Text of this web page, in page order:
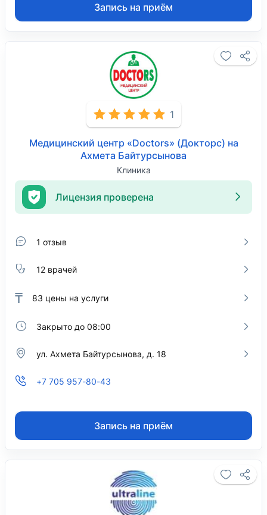
Запись на приём
1
Медицинский центр «Doctors» (Докторс) на
Ахмета Байтурсынова
Клиника
Лицензия проверена
1 отзыв
12 врачей
₸ 83 цены на услуги
Закрыто до 08:00
ул. Ахмета Байтурсынова, д. 18
+7 705 957-80-43
Запись на приём